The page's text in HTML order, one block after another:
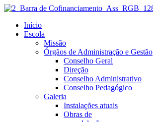
Início
Escola
Missão
Órgãos de Administração e Gestão
Conselho Geral
Direção
Conselho Administrativo
Conselho Pedagógico
Galeria
Instalações atuais
Obras de